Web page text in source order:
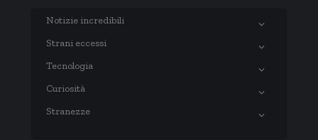
Notizie incredibili
Strani eccessi
Tecnologia
Curiosità
Stranezze